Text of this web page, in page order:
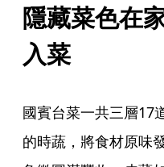
隱藏菜色在
入菜
國賓台菜一共三層17
的時蔬，將食材原味